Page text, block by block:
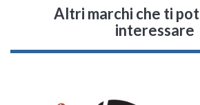
Altri marchi che ti
interessare